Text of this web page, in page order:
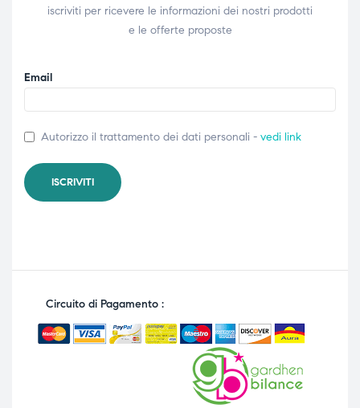
iscriviti per ricevere le informazioni dei nostri prodotti
e le offerte proposte
Email
Autorizzo il trattamento dei dati personali - vedi link
Circuito di Pagamento :